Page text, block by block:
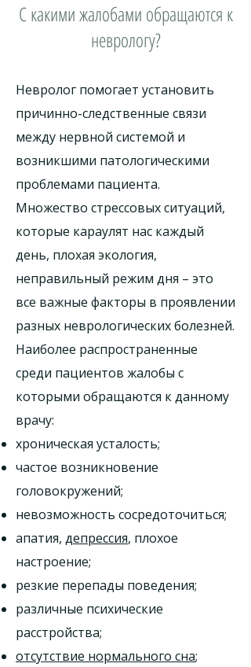
С какими жалобами обращаются к
неврологу?
Невролог помогает установить
причинно-следственные связи
между нервной системой и
возникшими патологическими
проблемами пациента.
Множество стрессовых ситуаций,
которые караулят нас каждый
день, плохая экология,
неправильный режим дня – это
все важные факторы в проявлении
разных неврологических болезней.
Наиболее распространенные
среди пациентов жалобы с
которыми обращаются к данному
врачу:
хроническая усталость;
частое возникновение
головокружений;
невозможность сосредоточиться;
апатия, депрессия, плохое
настроение;
резкие перепады поведения;
различные психические
расстройства;
отсутствие нормального сна;